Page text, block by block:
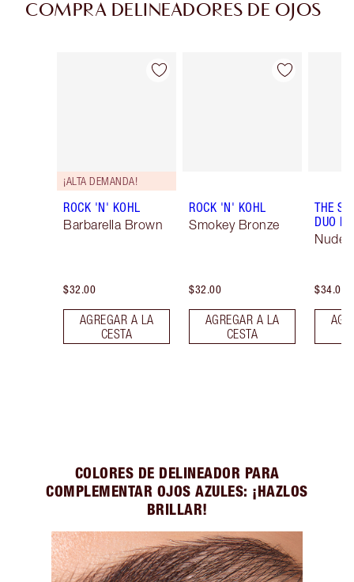
COMPRA DELINEADORES DE OJOS
Artículo 1 de 26
¡ALTA DEMANDA!
ROCK 'N' KOHL
Barbarella Brown
$32.00
AGREGAR A LA
CESTA
Artículo 2 de 26
ROCK 'N' KOHL
Smokey Bronze
$32.00
AGREGAR A LA
CESTA
THE
DUO
Nude/
$34.00
COLORES DE DELINEADOR PARA
COMPLEMENTAR OJOS AZULES: ¡HAZLOS
BRILLAR!